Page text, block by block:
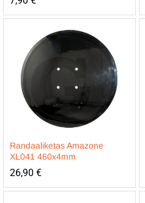
Randaaliketas Amazone
XL041 460x4mm
26,90 €